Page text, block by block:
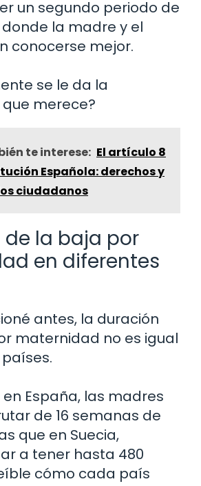
un segundo periodo de
la madre y el
conocerse mejor.
se le da la
merece?
te interese: El artículo 8
Española: derechos y
ciudadanos
de la baja por
en diferentes
antes, la duración
maternidad no es igual
en España, las madres
de 16 semanas de
que en Suecia,
a tener hasta 480
cómo cada país